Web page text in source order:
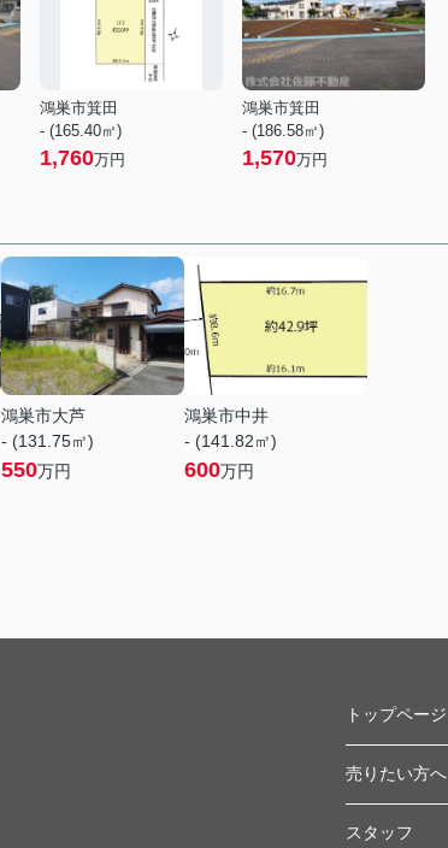
鴻巣市箕田
- (165.40㎡)
1,760万円
鴻巣市箕田
- (186.58㎡)
1,570万円
鴻巣市大芦
- (131.75㎡)
550万円
鴻巣市中井
- (141.82㎡)
600万円
トップページ
売りたい方へ
スタッフ